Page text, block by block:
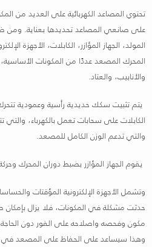
تحتوي المصاعد الكهربائية على العديد من
على صانعي المصاعد تحديدها بعناية. ومن
المولد، الجهاز المؤازر، الكابلات، الأجهزة
المحرك المصعد عددًا من المكونات
والأنابيب، والعتاد.
يتم تثبيت سكك حديدية رأسية وعمودية
الكابلات على سحابات تعمل بالكهرباء،
والتي تدعم الوزن الكامل للمصعد.
يقوم الجهاز المؤازر بضبط دوران المحرك
وتشمل الأجهزة الإلكترونية المؤقتات
حدثت مشكلة في المكونات، فلا يزال بإمكان
مكون وفحصه واصلاحه على الفور دون الحاجة
وهذا سيساعد على الحفاظ على المصعد في